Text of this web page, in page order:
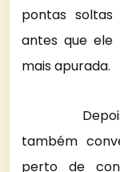
pontas
antes que ele
mais apurada.
Depois de
também
perto de